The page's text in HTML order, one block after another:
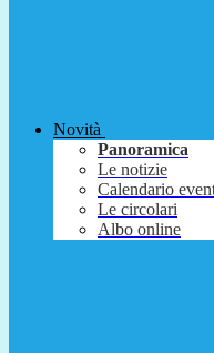
Novità
Panoramica
Le notizie
Calendario
Le circolari
Albo online